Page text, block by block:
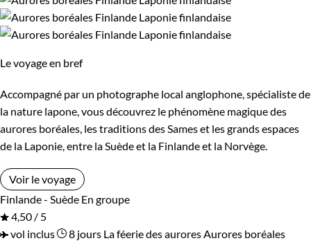
Le voyage en bref
Accompagné par un photographe local anglophone, spécialiste de
la nature lapone, vous découvrez le phénomène magique des
aurores boréales, les traditions des Sames et les grands espaces
de la Laponie, entre la Suède et la Finlande et la Norvège.
Voir le voyage
Finlande - Suède En groupe
4,50 / 5
vol inclus
8 jours La féerie des aurores Aurores boréales